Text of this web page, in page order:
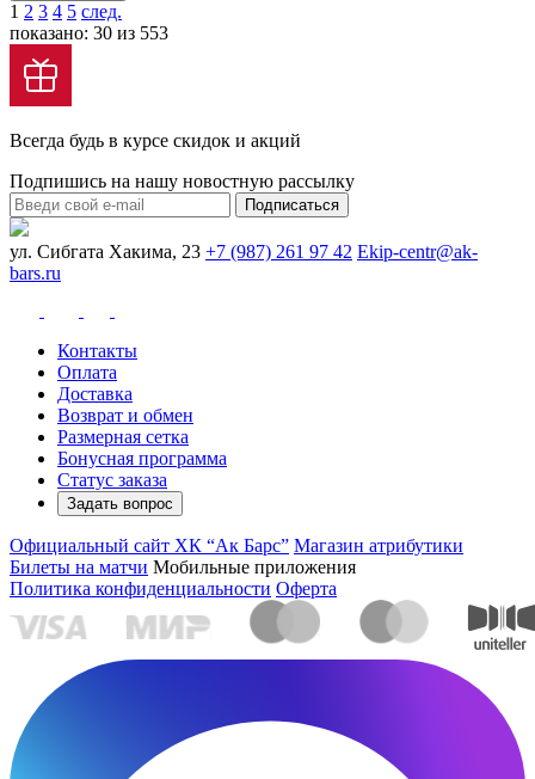
1 2 3 4 5 след.
показано: 30 из 553
Всегда будь в курсе скидок и акций
Подпишись на нашу новостную рассылку
Подписаться
ул. Сибгата Хакима, 23 +7 (987) 261 97 42 Ekip-centr@ak-
bars.ru
Контакты
Оплата
Доставка
Возврат и обмен
Размерная сетка
Бонусная программа
Статус заказа
Задать вопрос
Официальный сайт ХК “Ак Барс” Магазин атрибутики
Билеты на матчи Мобильные приложения
Политика конфиденциальности Оферта